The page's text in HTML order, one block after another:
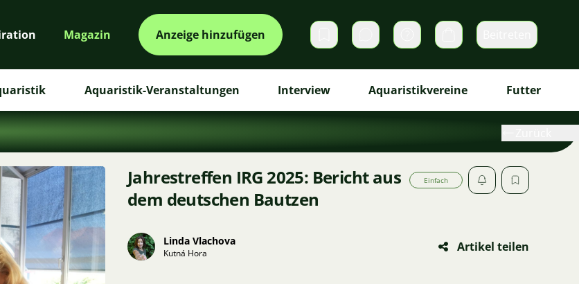
Magazin Anzeige hinzufügen DirektnachrichtenWarenkorb
Aquaristik-Veranstaltungen Interview Aquaristikvereine Futter
Jahrestreffen IRG 2025: Bericht aus
dem deutschen Bautzen
Einfach
Linda Vlachova
Kutná Hora Artikel teilen